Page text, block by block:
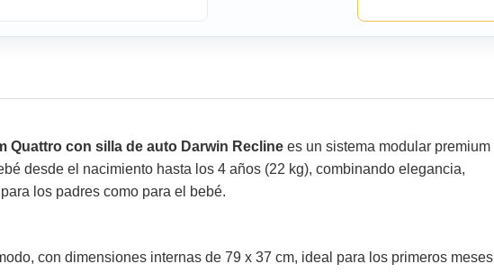
Quattro con silla de auto Darwin Recline es un sistema modular premium
desde el nacimiento hasta los 4 años (22 kg), combinando elegancia,
los padres como para el bebé.
con dimensiones internas de 79 x 37 cm, ideal para los primeros meses